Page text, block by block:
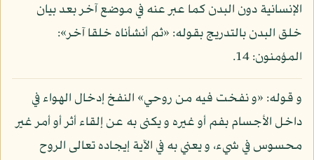
الإنسانية دون البدن كما عبر عنه في موضع آخر بعد بيان
خلق البدن بالتدريج بقوله: «ثم أنشأناه خلقا آخر»:
المؤمنون: 14.
و قوله: «و نفخت فيه من روحي» النفخ إدخال الهواء في
داخل الأجسام بفم أو غيره و يكنى به عن إلقاء أثر أو أمر غير
محسوس في شيء، و يعني به في الآية إيجاده تعالى الروح